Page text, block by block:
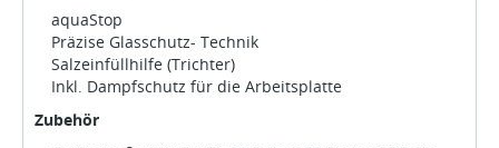
aquaStop
Präzise Glasschutz- Technik
Salzeinfüllhilfe (Trichter)
Inkl. Dampfschutz für die Arbeitsplatte
Zubehör